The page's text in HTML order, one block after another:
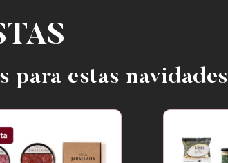
para estas navidades
precio
precio